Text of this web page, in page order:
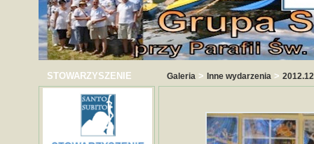
STOWARZYSZENIE Galeria > Inne wydarzenia >